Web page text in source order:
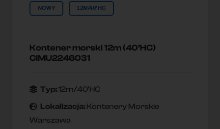
NOWY 12M/40'HC
Kontener morski 12m (40’HC)
CIMU2246031
Typ:12m/40'HC
Lokallzacja: Kontenery Morskie
Warszawa